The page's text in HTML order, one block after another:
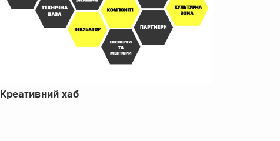
Креативний хаб